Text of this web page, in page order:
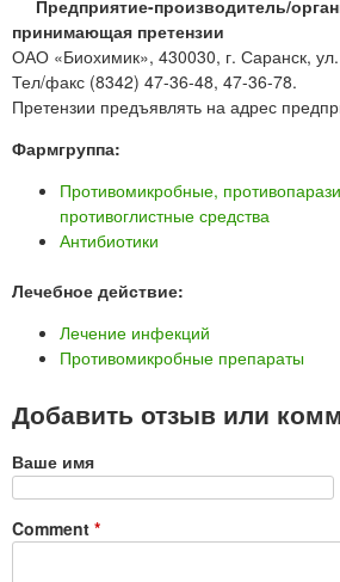
Предприятие-производитель/
принимающая претензии
ОАО «Биохимик», 430030, г. Саранск,
Тел/факс (8342) 47-36-48, 47-36-78.
Претензии предъявлять на адрес
Фармгруппа:
Противомикробные,
противоглистные средства
Антибиотики
Лечебное действие:
Лечение инфекций
Противомикробные препараты
Добавить отзыв или
Ваше имя
Comment *